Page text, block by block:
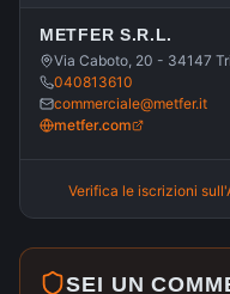
METFER S.R.L.
Via Caboto, 20 - 34147
040813610
commerciale@metfer.it
metfer.com
Verifica le iscrizioni
SEI UN